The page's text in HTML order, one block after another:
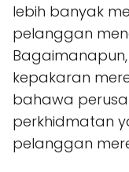
lebih banyak
pelanggan
kepakaran
bahawa
perkhidmatan
pelanggan